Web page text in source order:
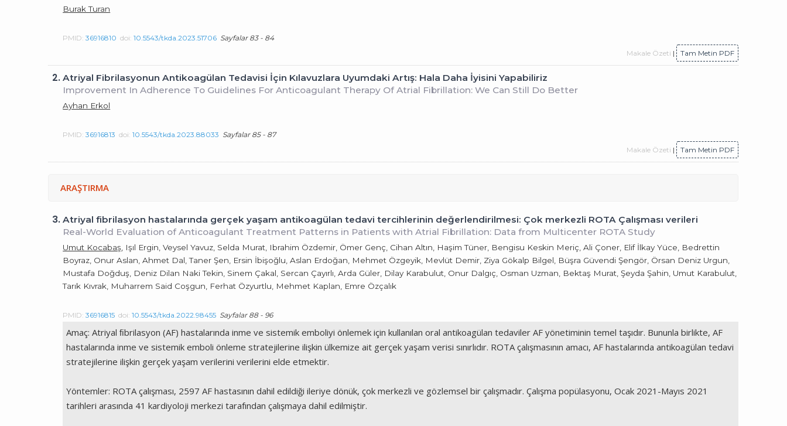
Burak Turan
PMID:36916810 doi:10.5543/tkda.2023.51706 Sayfalar 83 - 84
Makale Özeti | Tam Metin PDF
2.Atriyal Fibrilasyonun Antikoagülan Tedavisi İçin Kılavuzlara Uyumdaki Artış: Hala Daha İyisini Yapabiliriz
Improvement In Adherence To Guidelines For Anticoagulant Therapy Of Atrial Fibrillation: We Can Still Do Better
Ayhan Erkol
PMID:36916813 doi:10.5543/tkda.2023.88033 Sayfalar 85 - 87
Makale Özeti | Tam Metin PDF
ARAŞTIRMA
3.Atriyal fibrilasyon hastalarında gerçek yaşam antikoagülan tedavi tercihlerinin değerlendirilmesi: Çok merkezli ROTA Çalışması verileri
Real-World Evaluation of Anticoagulant Treatment Patterns in Patients with Atrial Fibrillation: Data from Multicenter ROTA Study
Umut Kocabaş , Işıl Ergin, Veysel Yavuz, Selda Murat, Ibrahim Özdemir, Ömer Genç, Cihan Altın, Haşim Tüner, Bengisu Keskin Meriç, Ali Çoner, Elif İlkay Yüce, Bedrettin
Boyraz, Onur Aslan, Ahmet Dal, Taner Şen, Ersin İbişoğlu, Aslan Erdoğan, Mehmet Özgeyik, Mevlüt Demir, Ziya Gökalp Bilgel, Büşra Güvendi Şengör, Örsan Deniz Urgun,
Mustafa Doğduş, Deniz Dilan Naki Tekin, Sinem Çakal, Sercan Çayırlı, Arda Güler, Dilay Karabulut, Onur Dalgıç, Osman Uzman, Bektaş Murat, Şeyda Şahin, Umut Karabulut,
Tarık Kıvrak, Muharrem Said Coşgun, Ferhat Özyurtlu, Mehmet Kaplan, Emre Özçalık
PMID:36916815 doi:10.5543/tkda.2022.98455 Sayfalar 88 - 96
Amaç: Atriyal ﬁbrilasyon (AF) hastalarında inme ve sistemik emboliyi önlemek için kullanılan oral antikoagülan tedaviler AF yönetiminin temel taşıdır. Bununla birlikte, AF
hastalarında inme ve sistemik emboli önleme stratejilerine ilişkin ülkemize ait gerçek yaşam verisi sınırlıdır. ROTA çalışmasının amacı, AF hastalarında antikoagülan tedavi
stratejilerine ilişkin gerçek yaşam verilerini verilerini elde etmektir.
Yöntemler: ROTA çalışması, 2597 AF hastasının dahil edildiği ileriye dönük, çok merkezli ve gözlemsel bir çalışmadır. Çalışma popülasyonu, Ocak 2021-Mayıs 2021
tarihleri arasında 41 kardiyoloji merkezi tarafından çalışmaya dahil edilmiştir.